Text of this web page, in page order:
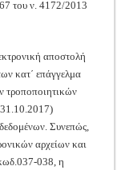
του ν. 4172/2013
αποστολή
κατ΄ επάγγελμα
τροποποιητικών
31.10.2017)
δεδομένων. Συνεπώς,
αρχείων και
038, η